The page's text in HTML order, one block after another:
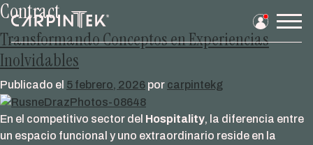
Saltar
contenido
Contract
Transformando Conceptos en Experiencias
Inolvidables
Publicado el 5 febrero, 2026 por carpintekg
En el competitivo sector del Hospitality, la diferencia entre
un espacio funcional y uno extraordinario reside en la